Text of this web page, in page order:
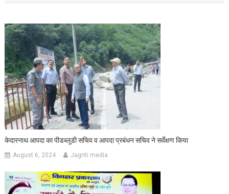
केदारनाथ आपदा का पीडब्लूडी सचिव व आपदा प्रबंधन सचिव ने सर्वेक्षण किया
August 6, 2024 Jagriti media